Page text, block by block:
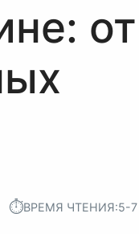
от
⏱︎ВРЕМЯ ЧТЕНИЯ:5-